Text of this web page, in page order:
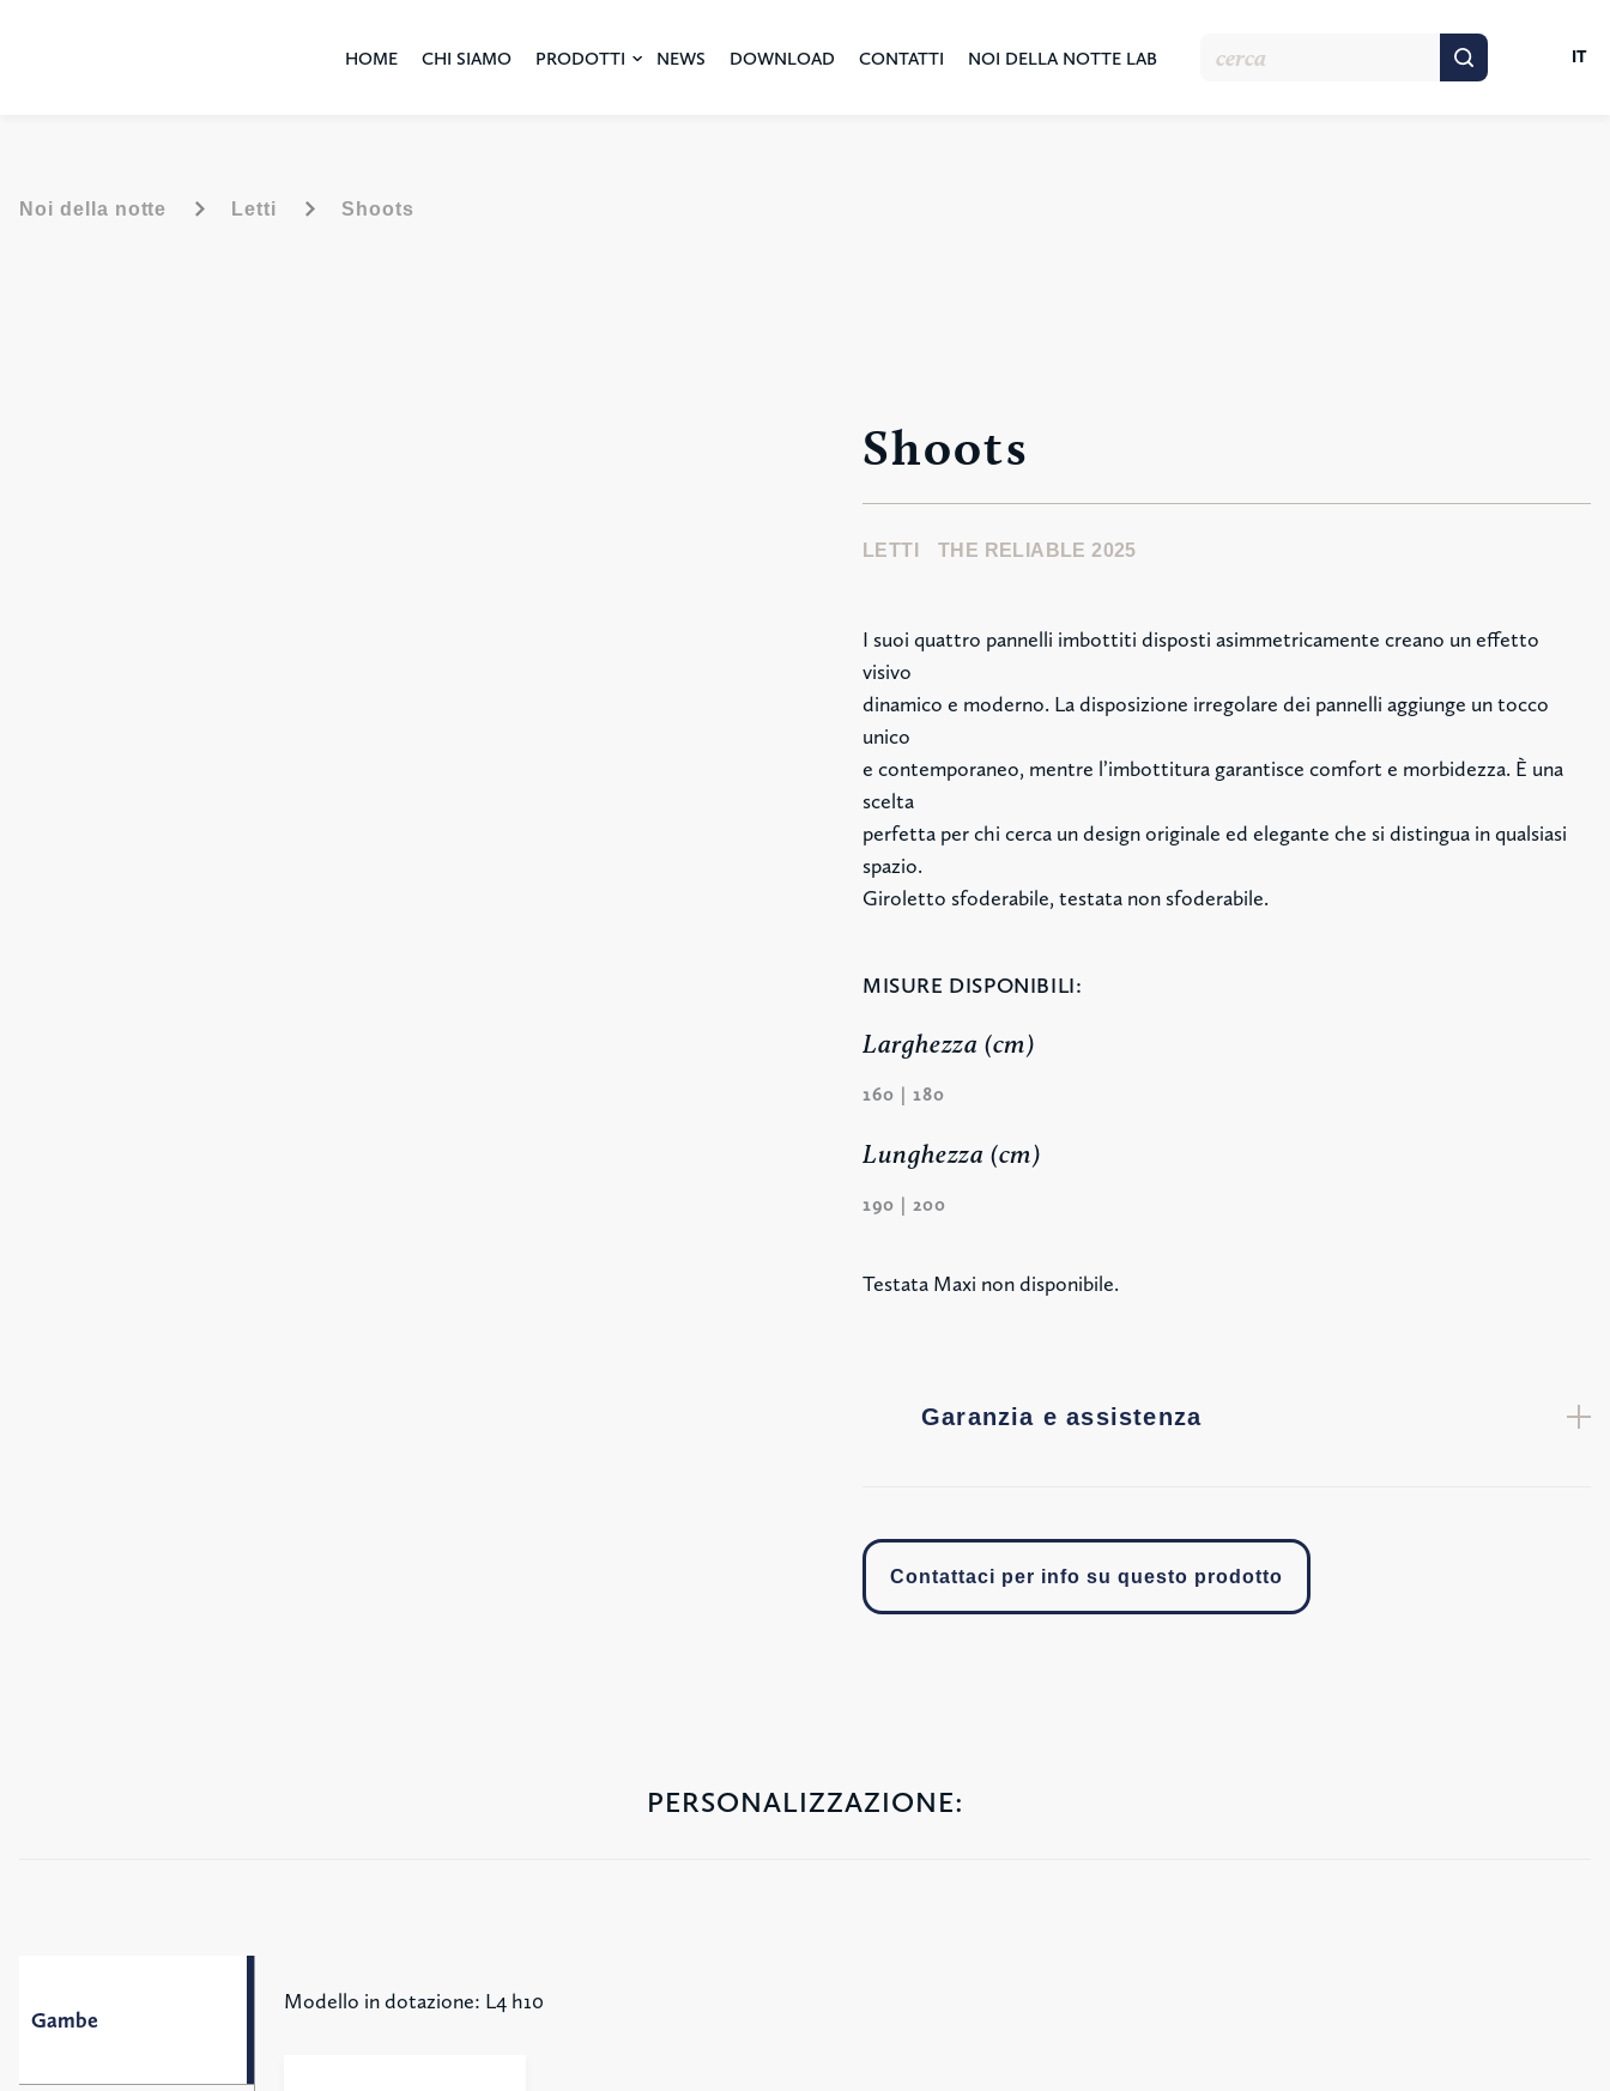
HOME CHI SIAMO PRODOTTI NEWS DOWNLOAD CONTATTI NOI DELLA NOTTE LAB IT
Noi della notte - Letti - Shoots
Shoots
LETTI THE RELIABLE 2025
I suoi quattro pannelli imbottiti disposti asimmetricamente creano un effetto
visivo
dinamico e moderno. La disposizione irregolare dei pannelli aggiunge un tocco
unico
e contemporaneo, mentre l’imbottitura garantisce comfort e morbidezza. È una
scelta
perfetta per chi cerca un design originale ed elegante che si distingua in qualsiasi
spazio.
Giroletto sfoderabile, testata non sfoderabile.
MISURE DISPONIBILI:
Larghezza (cm)
160 | 180
Lunghezza (cm)
190 | 200
Testata Maxi non disponibile.
Garanzia e assistenza
Contattaci per info su questo prodotto
PERSONALIZZAZIONE:
Gambe
Modello in dotazione: L4 h10